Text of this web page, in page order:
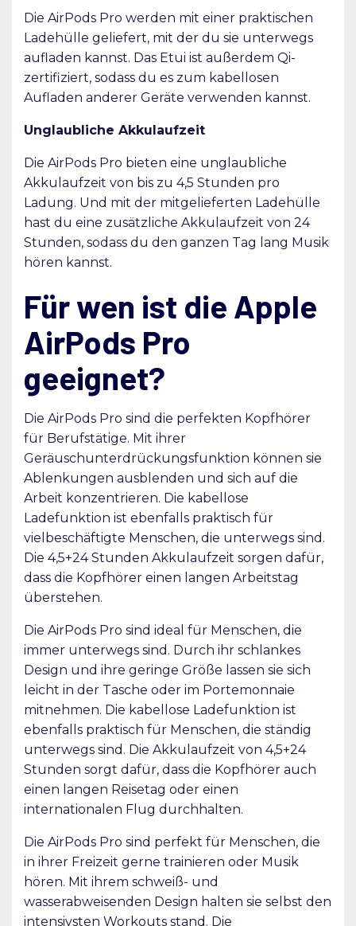
Die AirPods Pro werden mit einer praktischen
Ladehülle geliefert, mit der du sie unterwegs
aufladen kannst. Das Etui ist außerdem Qi-
zertifiziert, sodass du es zum kabellosen
Aufladen anderer Geräte verwenden kannst.
Unglaubliche Akkulaufzeit
Die AirPods Pro bieten eine unglaubliche
Akkulaufzeit von bis zu 4,5 Stunden pro
Ladung. Und mit der mitgelieferten Ladehülle
hast du eine zusätzliche Akkulaufzeit von 24
Stunden, sodass du den ganzen Tag lang Musik
hören kannst.
Für wen ist die Apple
AirPods Pro
geeignet?
Die AirPods Pro sind die perfekten Kopfhörer
für Berufstätige. Mit ihrer
Geräuschunterdrückungsfunktion können sie
Ablenkungen ausblenden und sich auf die
Arbeit konzentrieren. Die kabellose
Ladefunktion ist ebenfalls praktisch für
vielbeschäftigte Menschen, die unterwegs sind.
Die 4,5+24 Stunden Akkulaufzeit sorgen dafür,
dass die Kopfhörer einen langen Arbeitstag
überstehen.
Die AirPods Pro sind ideal für Menschen, die
immer unterwegs sind. Durch ihr schlankes
Design und ihre geringe Größe lassen sie sich
leicht in der Tasche oder im Portemonnaie
mitnehmen. Die kabellose Ladefunktion ist
ebenfalls praktisch für Menschen, die ständig
unterwegs sind. Die Akkulaufzeit von 4,5+24
Stunden sorgt dafür, dass die Kopfhörer auch
einen langen Reisetag oder einen
internationalen Flug durchhalten.
Die AirPods Pro sind perfekt für Menschen, die
in ihrer Freizeit gerne trainieren oder Musik
hören. Mit ihrem schweiß- und
wasserabweisenden Design halten sie selbst den
intensivsten Workouts stand. Die